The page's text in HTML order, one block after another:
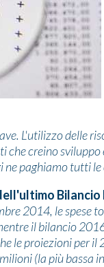
L'utilizzo delle
creino
paghiamo tutti le
Bilancio
2014, le spese
il bilancio
le proiezioni per
(la più bassa